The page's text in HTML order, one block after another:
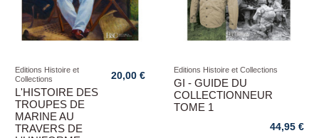
Editions Histoire et
Collections
L'HISTOIRE DES
TROUPES DE
MARINE AU
TRAVERS DE
20,00 € Editions Histoire et Collections
GI - GUIDE DU
COLLECTIONNEUR
TOME 1
44,95 €